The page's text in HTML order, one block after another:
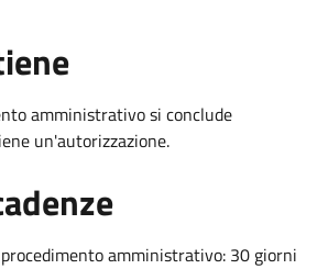
amministrativo si conclude
un'autorizzazione.
amministrativo: 30 giorni